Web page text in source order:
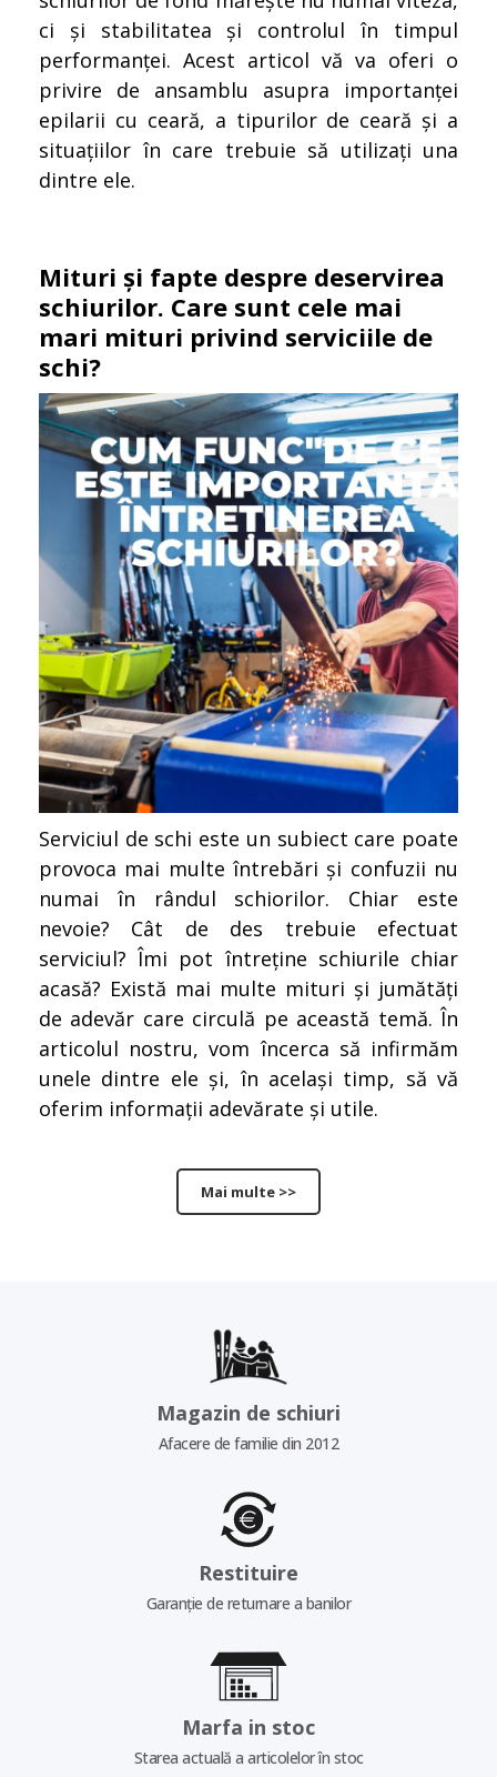
ci și stabilitatea și controlul în timpul
performanței. Acest articol vă va oferi o
privire de ansamblu asupra importanței
epilarii cu ceară, a tipurilor de ceară și a
situațiilor în care trebuie să utilizați una
dintre ele.
Mituri și fapte despre deservirea
schiurilor. Care sunt cele mai
mari mituri privind serviciile de
schi?
Serviciul de schi este un subiect care poate
provoca mai multe întrebări și confuzii nu
numai în rândul schiorilor. Chiar este
nevoie? Cât de des trebuie efectuat
serviciul? Îmi pot întreține schiurile chiar
acasă? Există mai multe mituri și jumătăți
de adevăr care circulă pe această temă. În
articolul nostru, vom încerca să infirmăm
unele dintre ele și, în același timp, să vă
oferim informații adevărate și utile.
Mai multe >>
Magazin de schiuri
Afacere de familie din 2012
Restituire
Garanție de returnare a banilor
Marfa in stoc
Starea actuală a articolelor în stoc